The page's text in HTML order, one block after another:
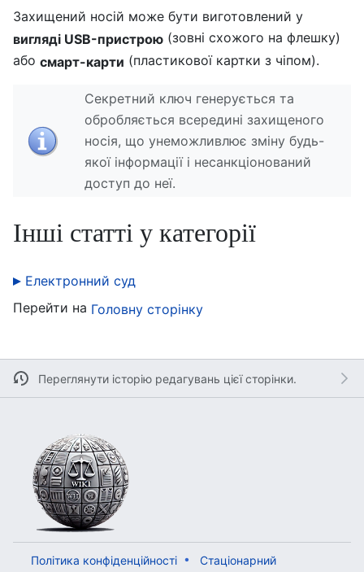
Захищений носій може бути виготовлений у
вигляді USB-пристрою (зовні схожого на флешку)
або смарт-карти (пластикової картки з чіпом).
Секретний ключ генерується та
обробляється всередині захищеного
носія, що унеможливлює зміну будь-
якої інформації і несанкціонований
доступ до неї.
Інші статті у категорії
Електронний суд
Перейти на Головну сторінку
Переглянути історію редагувань цієї сторінки.
Політика конфіденційності Стаціонарний